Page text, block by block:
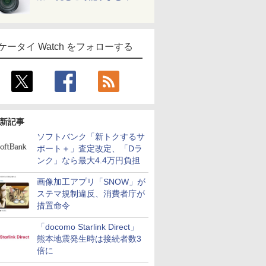
ータイ Watch をフォローする
記事
ソフトバンク「新トクするサ
ポート＋」査定改定、「Dラ
ンク」なら最大4.4万円負担
画像加工アプリ「SNOW」が
ステマ規制違反、消費者庁が
措置命令
「docomo Starlink Direct」
熊本地震発生時は接続者数3
倍に